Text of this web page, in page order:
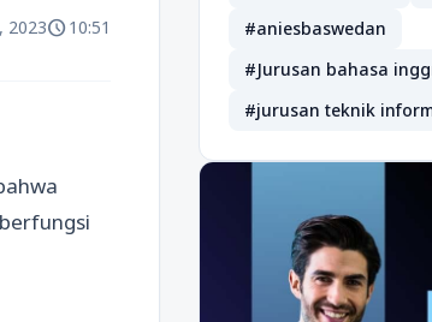
2023schedule10:51
#aniesbaswedan
#Jurusan bahasa
#jurusan teknik